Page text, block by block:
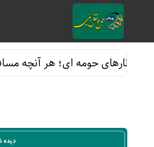
قطارهای حومه ای؛ هر آنچه